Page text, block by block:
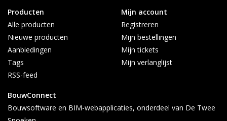
Producten
Alle producten
Nieuwe producten
Aanbiedingen
Tags
RSS-feed
Mijn account
Registreren
Mijn bestellingen
Mijn tickets
Mijn verlanglijst
BouwConnect
Bouwsoftware en BIM-webapplicaties, onderdeel van De Twee